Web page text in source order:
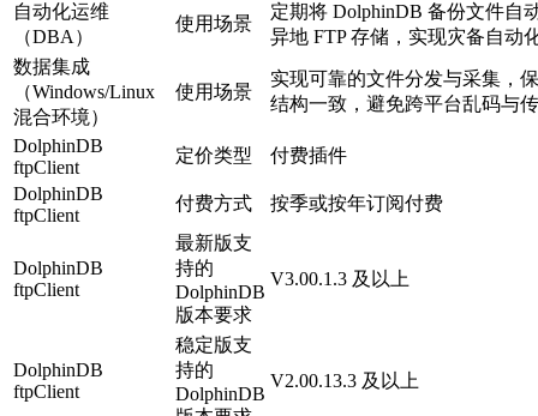
自动化运维
（DBA）
使用场景
定期将 DolphinDB 备份文件自
异地 FTP 存储，实现灾备自动
数据集成
（Windows/Linux
混合环境）
使用场景
实现可靠的文件分发与采集，
结构一致，避免跨平台乱码与
DolphinDB
ftpClient
定价类型
付费插件
DolphinDB
ftpClient
付费方式 按季或按年订阅付费
DolphinDB
ftpClient
最新版支
持的
DolphinDB
版本要求
V3.00.1.3 及以上
DolphinDB
ftpClient
稳定版支
持的
DolphinDB
V2.00.13.3 及以上